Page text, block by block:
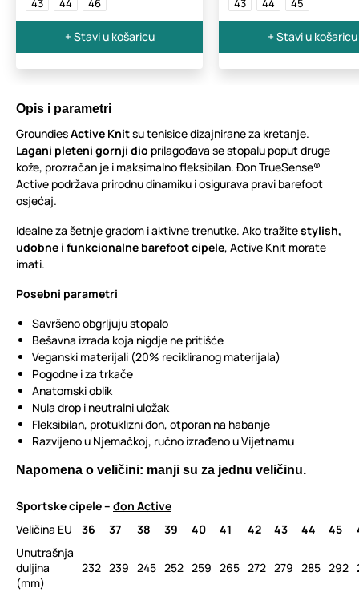
43 44 46
+ Stavi u košaricu
43 44 45
+ Stavi u košaricu
Opis i parametri
GroundiesActive Knitsu tenisice dizajnirane za kretanje.
Lagani pleteni gornji dio prilagođava se stopalu poput druge
kože, prozračan je i maksimalno fleksibilan. Đon TrueSense®
Active podržava prirodnu dinamiku i osigurava pravi barefoot
osjećaj.
Idealne za šetnje gradom i aktivne trenutke. Ako tražitestylish,
udobne i funkcionalne barefoot cipele, Active Knit morate
imati.
Posebni parametri
Savršeno obgrljuju stopalo
Bešavna izrada koja nigdje ne pritišće
Veganski materijali (20% recikliranog materijala)
Pogodne i za trkače
Anatomski oblik
Nula drop i neutralni uložak
Fleksibilan, protuklizni đon, otporan na habanje
Razvijeno u Njemačkoj, ručno izrađeno u Vijetnamu
Napomena o veličini: manji su za jednu veličinu.
Sportske cipele – đon Active
Veličina EU
36 37 38 39 40 41 42 43 44 45
Unutrašnja
duljina
(mm)
232 239 245 252 259 265 272 279 285 292